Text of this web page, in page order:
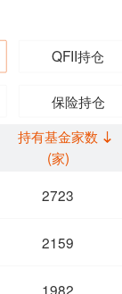
QFII持仓
保险持仓
持有基金家数
(家)
2723
2159
1982